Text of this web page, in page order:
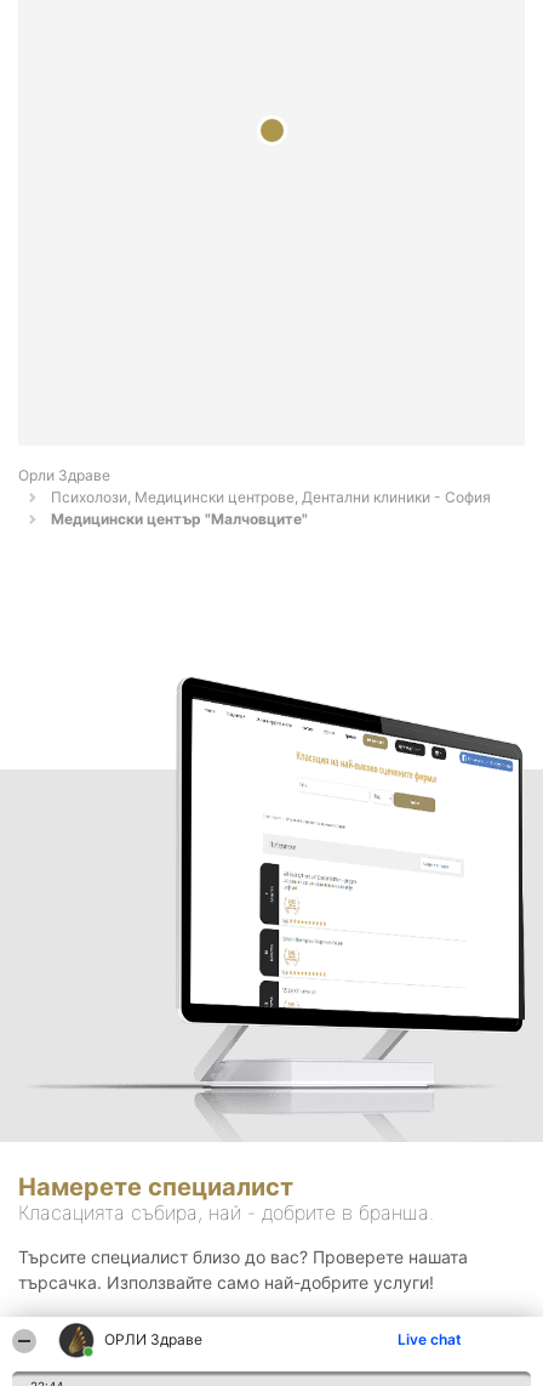
ОРЛИ Здраве Live chat
Орли Здраве
Психолози, Медицински центрове, Дентални клиники - София
Медицински център "Малчовците"
Намерете специалист
Класацията събира, най - добрите в бранша.
Търсите специалист близо до вас? Проверете нашата
търсачка. Използвайте само най-добрите услуги!